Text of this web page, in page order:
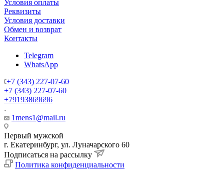
Условия оплаты
Реквизиты
Условия доставки
Обмен и возврат
Контакты
Telegram
WhatsApp
+7 (343) 227-07-60
+7 (343) 227-07-60
+79193869696
1mens1@mail.ru
Первый мужской
г. Екатеринбург, ул. Луначарского 60
Подписаться на рассылку
Политика конфиденциальности